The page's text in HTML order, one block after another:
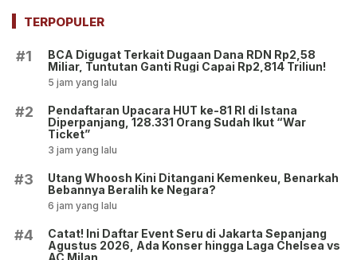
TERPOPULER
#1
BCA Digugat Terkait Dugaan Dana RDN Rp2,58
Miliar, Tuntutan Ganti Rugi Capai Rp2,814 Triliun!
5 jam yang lalu
#2
Pendaftaran Upacara HUT ke-81 RI di Istana
Diperpanjang, 128.331 Orang Sudah Ikut “War
Ticket”
3 jam yang lalu
#3
Utang Whoosh Kini Ditangani Kemenkeu, Benarkah
Bebannya Beralih ke Negara?
6 jam yang lalu
#4
Catat! Ini Daftar Event Seru di Jakarta Sepanjang
Agustus 2026, Ada Konser hingga Laga Chelsea vs
AC Milan